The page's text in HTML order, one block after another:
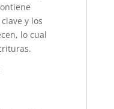
y los
lo cual